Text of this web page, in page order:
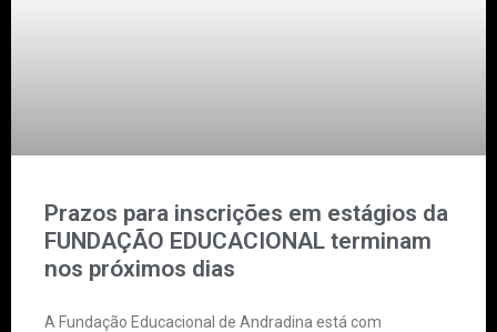
Prazos para inscrições em estágios da
FUNDAÇÃO EDUCACIONAL terminam
nos próximos dias
A Fundação Educacional de Andradina está com